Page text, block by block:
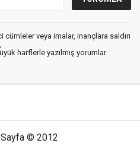
veya imalar, inançlara saldırı
harflerle yazılmış yorumlar
© 2012